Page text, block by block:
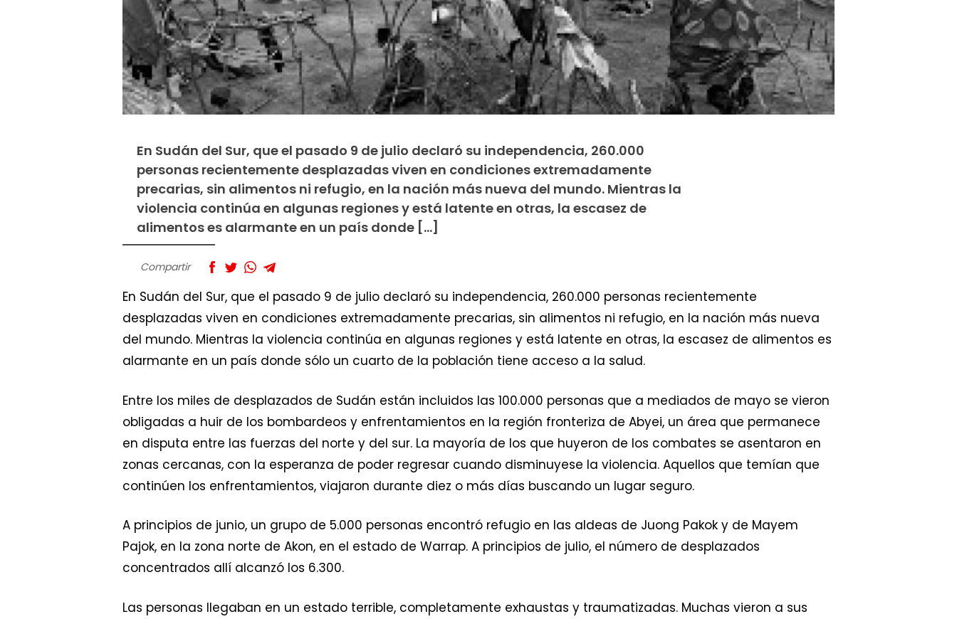
En Sudán del Sur, que el pasado 9 de julio declaró su independencia, 260.000
personas recientemente desplazadas viven en condiciones extremadamente
precarias, sin alimentos ni refugio, en la nación más nueva del mundo. Mientras la
violencia continúa en algunas regiones y está latente en otras, la escasez de
alimentos es alarmante en un país donde […]
Compartir
En Sudán del Sur, que el pasado 9 de julio declaró su independencia, 260.000 personas recientemente
desplazadas viven en condiciones extremadamente precarias, sin alimentos ni refugio, en la nación más nueva
del mundo. Mientras la violencia continúa en algunas regiones y está latente en otras, la escasez de alimentos es
alarmante en un país donde sólo un cuarto de la población tiene acceso a la salud.
Entre los miles de desplazados de Sudán están incluidos las 100.000 personas que a mediados de mayo se vieron
obligadas a huir de los bombardeos y enfrentamientos en la región fronteriza de Abyei, un área que permanece
en disputa entre las fuerzas del norte y del sur. La mayoría de los que huyeron de los combates se asentaron en
zonas cercanas, con la esperanza de poder regresar cuando disminuyese la violencia. Aquellos que temían que
continúen los enfrentamientos, viajaron durante diez o más días buscando un lugar seguro.
A principios de junio, un grupo de 5.000 personas encontró refugio en las aldeas de Juong Pakok y de Mayem
Pajok, en la zona norte de Akon, en el estado de Warrap. A principios de julio, el número de desplazados
concentrados allí alcanzó los 6.300.
Las personas llegaban en un estado terrible, completamente exhaustas y traumatizadas. Muchas vieron a sus